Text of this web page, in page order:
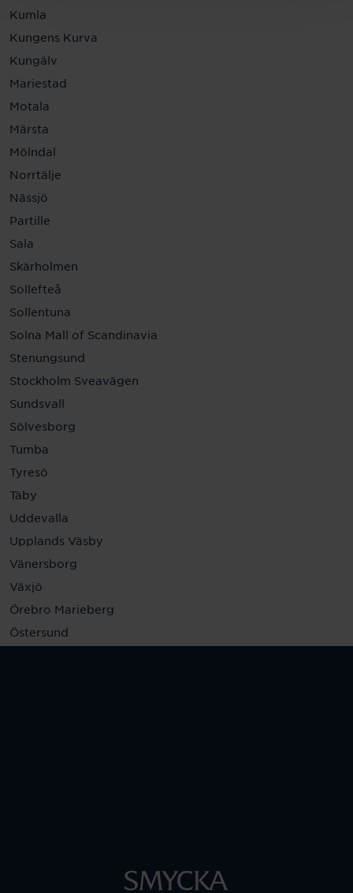
Kumla
Kungens Kurva
Kungälv
Mariestad
Motala
Märsta
Mölndal
Norrtälje
Nässjö
Partille
Sala
Skärholmen
Sollefteå
Sollentuna
Solna Mall of Scandinavia
Stenungsund
Stockholm Sveavägen
Sundsvall
Sölvesborg
Tumba
Tyresö
Täby
Uddevalla
Upplands Väsby
Vänersborg
Växjö
Örebro Marieberg
Östersund